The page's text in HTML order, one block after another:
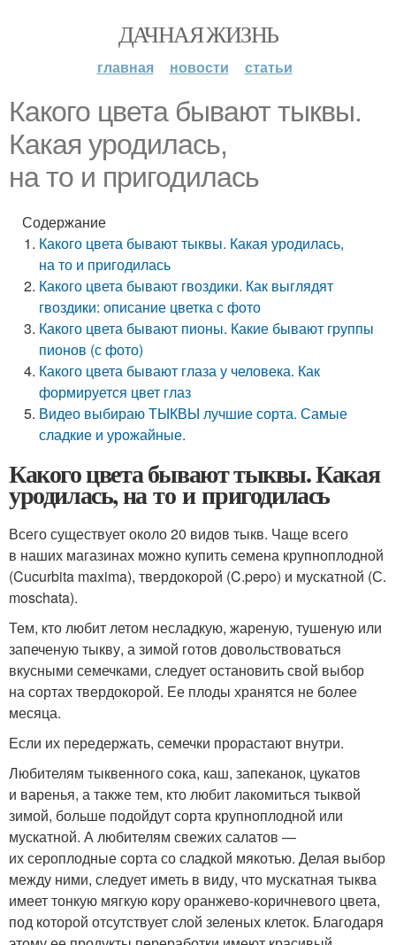
ДАЧНАЯ ЖИЗНЬ
главная новости статьи
Какого цвета бывают тыквы.
Какая уродилась,
на то и пригодилась
Содержание
Какого цвета бывают тыквы. Какая уродилась,
на то и пригодилась
Какого цвета бывают гвоздики. Как выглядят
гвоздики: описание цветка с фото
Какого цвета бывают пионы. Какие бывают группы
пионов (с фото)
Какого цвета бывают глаза у человека. Как
формируется цвет глаз
Видео выбираю ТЫКВЫ лучшие сорта. Самые
сладкие и урожайные.
Какого цвета бывают тыквы. Какая
уродилась, на то и пригодилась
Всего существует около 20 видов тыкв. Чаще всего
в наших магазинах можно купить семена крупноплодной
(Cucurbita maxima), твердокорой (C.pepo) и мускатной (С.
moschata).
Тем, кто любит летом несладкую, жареную, тушеную или
запеченую тыкву, а зимой готов довольствоваться
вкусными семечками, следует остановить свой выбор
на сортах твердокорой. Ее плоды хранятся не более
месяца.
Если их передержать, семечки прорастают внутри.
Любителям тыквенного сока, каш, запеканок, цукатов
и варенья, а также тем, кто любит лакомиться тыквой
зимой, больше подойдут сорта крупноплодной или
мускатной. А любителям свежих салатов —
их сероплодные сорта со сладкой мякотью. Делая выбор
между ними, следует иметь в виду, что мускатная тыква
имеет тонкую мягкую кору оранжево-коричневого цвета,
под которой отсутствует слой зеленых клеток. Благодаря